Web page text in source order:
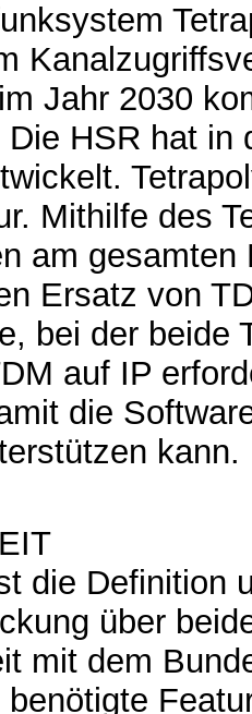
Jahr 2030
HSR hat
Mithilfe des
am
Ersatz von
bei der beide
auf IP
die
die Definition
über
mit dem